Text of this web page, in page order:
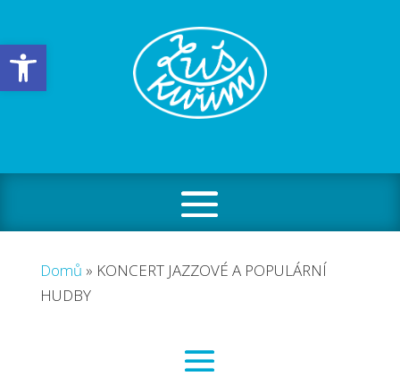
Open toolbar
Domů » KONCERT JAZZOVÉ A POPULÁRNÍ
HUDBY